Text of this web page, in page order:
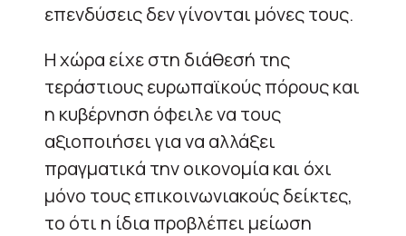
επενδύσεις δεν γίνονται μόνες τους.
Η χώρα είχε στη διάθεσή της
τεράστιους ευρωπαϊκούς πόρους και
η κυβέρνηση όφειλε να τους
αξιοποιήσει για να αλλάξει
πραγματικά την οικονομία και όχι
μόνο τους επικοινωνιακούς δείκτες,
το ότι η ίδια προβλέπει μείωση